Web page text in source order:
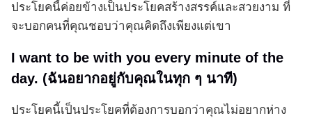
ประโยคนี้ค่อยข้างเป็นประโยคสร้างสรรค์และสวยงาม ที่
จะบอกคนที่คุณชอบว่าคุณคิดถึงเพียงแต่เขา
I want to be with you every minute of the
day. (ฉันอยากอยู่กับคุณในทุก ๆ นาที)
ประโยคนี้เป็นประโยคที่ต้องการบอกว่าคุณไม่อยากห่าง